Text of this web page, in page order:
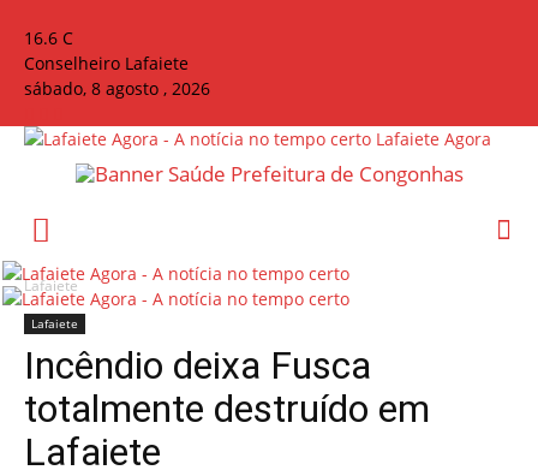
16.6 C
Conselheiro Lafaiete
sábado, 8 agosto , 2026
Lafaiete Agora
Lafaiete
Lafaiete
Incêndio deixa Fusca
totalmente destruído em
Lafaiete